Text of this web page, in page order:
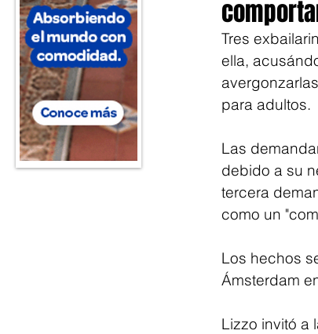
Tres
ella,
para adultos.
Las
debido a su
tercera
como un
Los hechos
Ámsterdam
Lizzo invitó a